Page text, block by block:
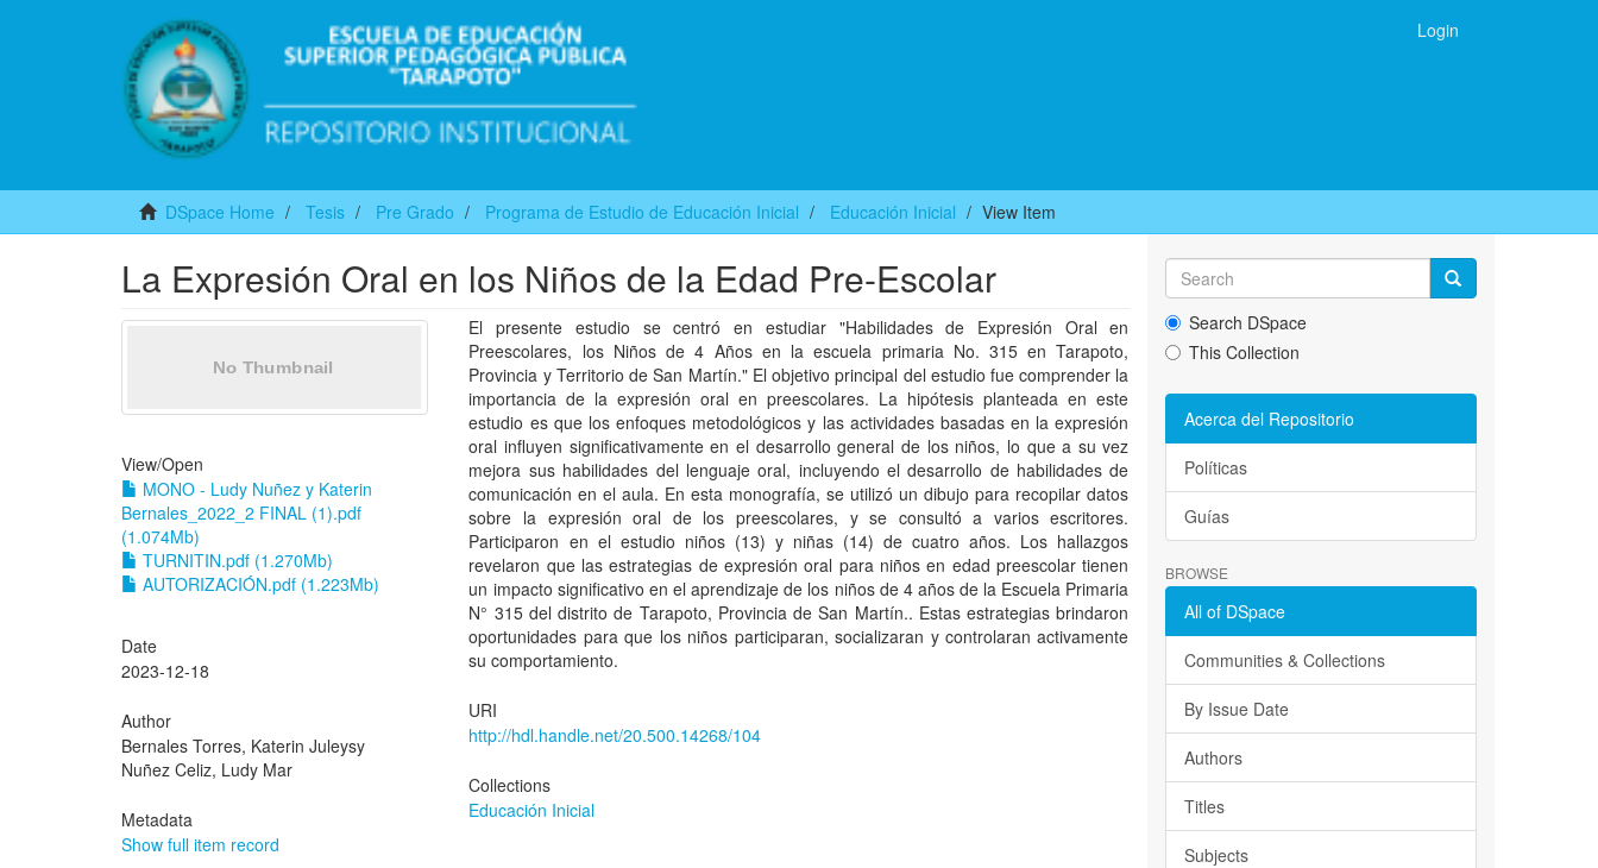
Login
DSpace Home Tesis Pre Grado Programa de Estudio de Educación Inicial Educación Inicial View Item
La Expresión Oral en los Niños de la Edad Pre-Escolar
View/Open
MONO - Ludy Nuñez y Katerin
Bernales_2022_2 FINAL (1).pdf
(1.074Mb)
TURNITIN.pdf (1.270Mb)
AUTORIZACIÓN.pdf (1.223Mb)
Date
2023-12-18
Author
Bernales Torres, Katerin Juleysy
Nuñez Celiz, Ludy Mar
Metadata
Show full item record
El presente estudio se centró en estudiar "Habilidades de Expresión Oral en
Preescolares, los Niños de 4 Años en la escuela primaria No. 315 en Tarapoto,
Provincia y Territorio de San Martín." El objetivo principal del estudio fue comprender la
importancia de la expresión oral en preescolares. La hipótesis planteada en este
estudio es que los enfoques metodológicos y las actividades basadas en la expresión
oral influyen significativamente en el desarrollo general de los niños, lo que a su vez
mejora sus habilidades del lenguaje oral, incluyendo el desarrollo de habilidades de
comunicación en el aula. En esta monografía, se utilizó un dibujo para recopilar datos
sobre la expresión oral de los preescolares, y se consultó a varios escritores.
Participaron en el estudio niños (13) y niñas (14) de cuatro años. Los hallazgos
revelaron que las estrategias de expresión oral para niños en edad preescolar tienen
un impacto significativo en el aprendizaje de los niños de 4 años de la Escuela Primaria
N° 315 del distrito de Tarapoto, Provincia de San Martín.. Estas estrategias brindaron
oportunidades para que los niños participaran, socializaran y controlaran activamente
su comportamiento.
URI
http://hdl.handle.net/20.500.14268/104
Collections
Educación Inicial
Search DSpace
This Collection
Acerca del Repositorio
Políticas
Guías
BROWSE
All of DSpace
Communities & Collections
By Issue Date
Authors
Titles
Subjects